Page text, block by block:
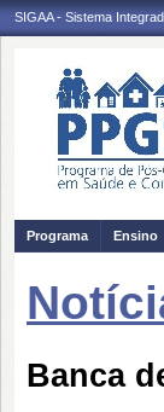
SIGAA - Sistema
Programa Ensino
Banca